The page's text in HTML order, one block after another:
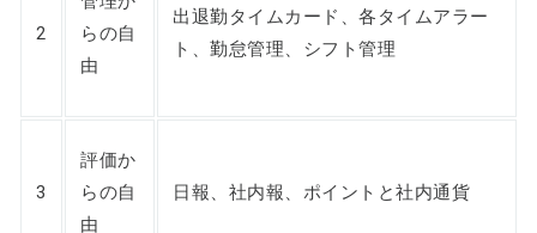
2
らの自
由
出退勤タイムカード、各タイムアラー
ト、勤怠管理、シフト管理
3
評価か
らの自
由
日報、社内報、ポイントと社内通貨